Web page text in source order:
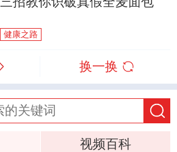
健康之路
换一换
视频百科